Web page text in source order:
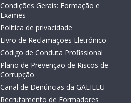
Condições Gerais: Formação e
Exames
Política de privacidade
Livro de Reclamações Eletrónico
Código de Conduta Profissional
Plano de Prevenção de Riscos de
Corrupção
Canal de Denúncias da GALILEU
Recrutamento de Formadores